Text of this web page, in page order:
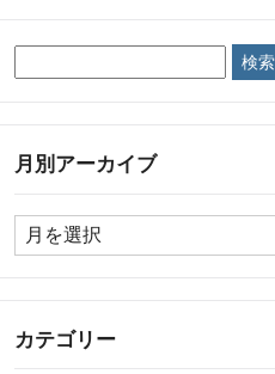
月別アーカイブ
カテゴリー